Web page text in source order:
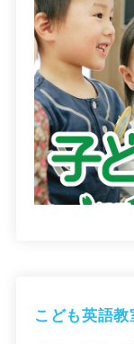
こども英語